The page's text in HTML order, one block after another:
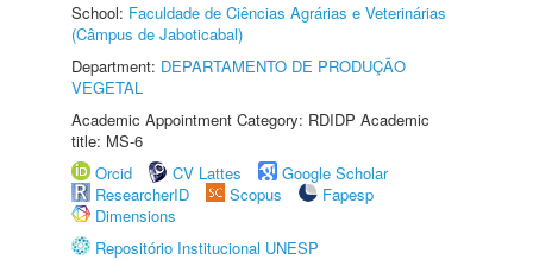
School: Faculdade de Ciências Agrárias e Veterinárias
(Câmpus de Jaboticabal)
Department: DEPARTAMENTO DE PRODUÇÃO
VEGETAL
Academic Appointment Category: RDIDP Academic
title: MS-6
Orcid
CV Lattes
Google Scholar
ResearcherID
Scopus
Fapesp
Dimensions
Repositório Institucional UNESP